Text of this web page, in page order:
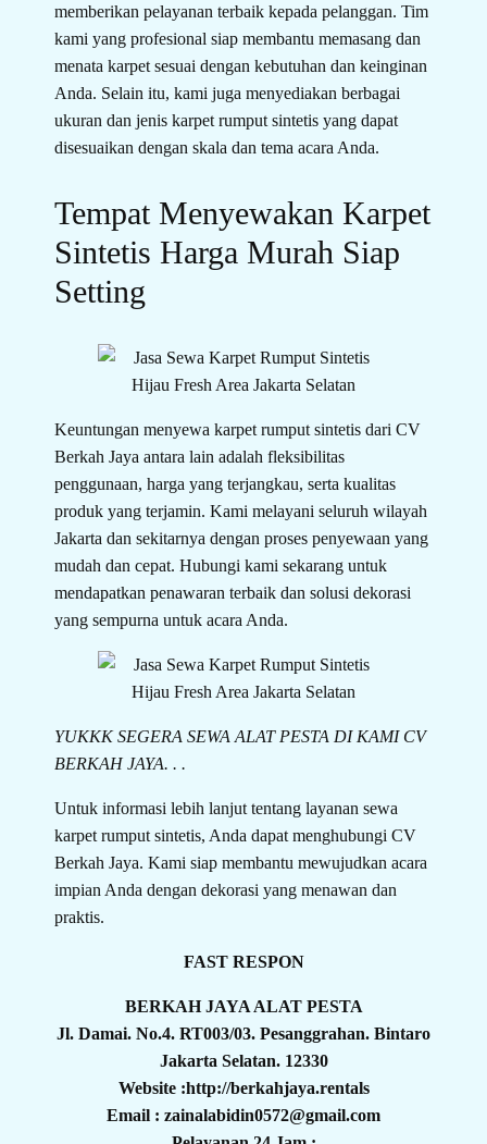
memberikan pelayanan terbaik kepada pelanggan. Tim
kami yang profesional siap membantu memasang dan
menata karpet sesuai dengan kebutuhan dan keinginan
Anda. Selain itu, kami juga menyediakan berbagai
ukuran dan jenis karpet rumput sintetis yang dapat
disesuaikan dengan skala dan tema acara Anda.
Tempat Menyewakan Karpet
Sintetis Harga Murah Siap
Setting
Keuntungan menyewa karpet rumput sintetis dari CV
Berkah Jaya antara lain adalah fleksibilitas
penggunaan, harga yang terjangkau, serta kualitas
produk yang terjamin. Kami melayani seluruh wilayah
Jakarta dan sekitarnya dengan proses penyewaan yang
mudah dan cepat. Hubungi kami sekarang untuk
mendapatkan penawaran terbaik dan solusi dekorasi
yang sempurna untuk acara Anda.
YUKKK SEGERA SEWA ALAT PESTA DI KAMI CV
BERKAH JAYA. . .
Untuk informasi lebih lanjut tentang layanan sewa
karpet rumput sintetis, Anda dapat menghubungi CV
Berkah Jaya. Kami siap membantu mewujudkan acara
impian Anda dengan dekorasi yang menawan dan
praktis.
FAST RESPON
BERKAH JAYA ALAT PESTA
Jl. Damai. No.4. RT003/03. Pesanggrahan. Bintaro
Jakarta Selatan. 12330
Website :http://berkahjaya.rentals
Email : zainalabidin0572@gmail.com